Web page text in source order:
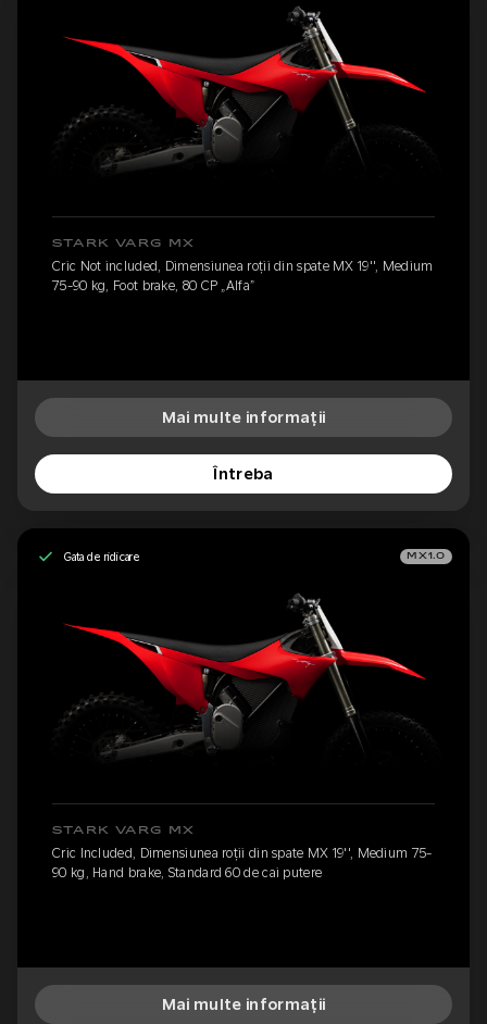
STARK VARG MX
Cric Not included, Dimensiunea roții din spate MX 19'', Medium
75-90 kg, Foot brake, 80 CP „Alfa”
Mai multe informații
Întreba
Gata de ridicare MX1.0
STARK VARG MX
Cric Included, Dimensiunea roții din spate MX 19'', Medium 75-
90 kg, Hand brake, Standard 60 de cai putere
Mai multe informații